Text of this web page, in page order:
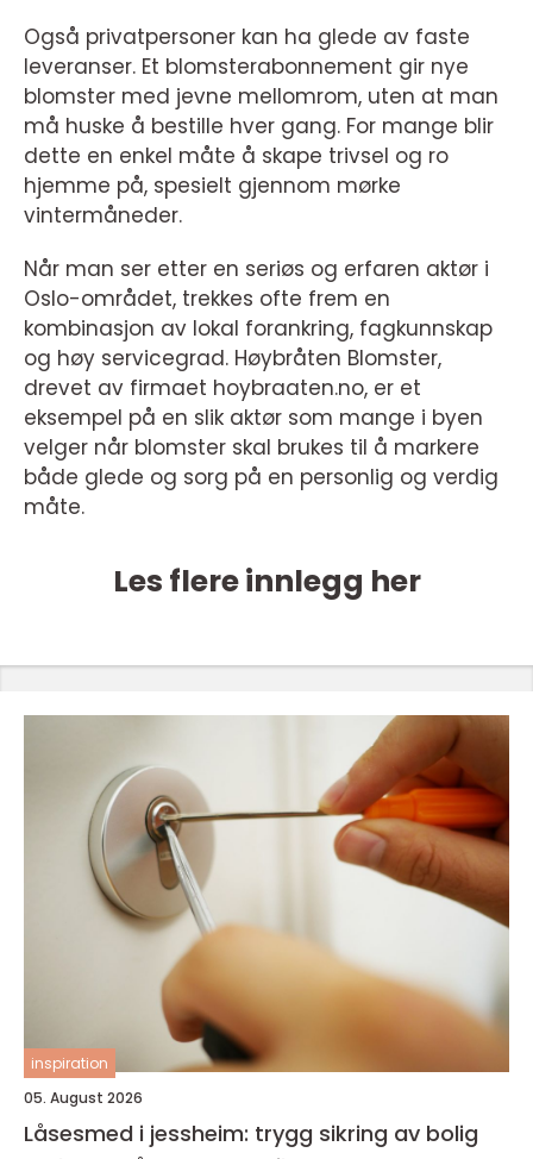
Også privatpersoner kan ha glede av faste
leveranser. Et blomsterabonnement gir nye
blomster med jevne mellomrom, uten at man
må huske å bestille hver gang. For mange blir
dette en enkel måte å skape trivsel og ro
hjemme på, spesielt gjennom mørke
vintermåneder.
Når man ser etter en seriøs og erfaren aktør i
Oslo-området, trekkes ofte frem en
kombinasjon av lokal forankring, fagkunnskap
og høy servicegrad. Høybråten Blomster,
drevet av firmaet hoybraaten.no, er et
eksempel på en slik aktør som mange i byen
velger når blomster skal brukes til å markere
både glede og sorg på en personlig og verdig
måte.
Les flere innlegg her
inspiration
05. August 2026
Låsesmed i jessheim: trygg sikring av bolig